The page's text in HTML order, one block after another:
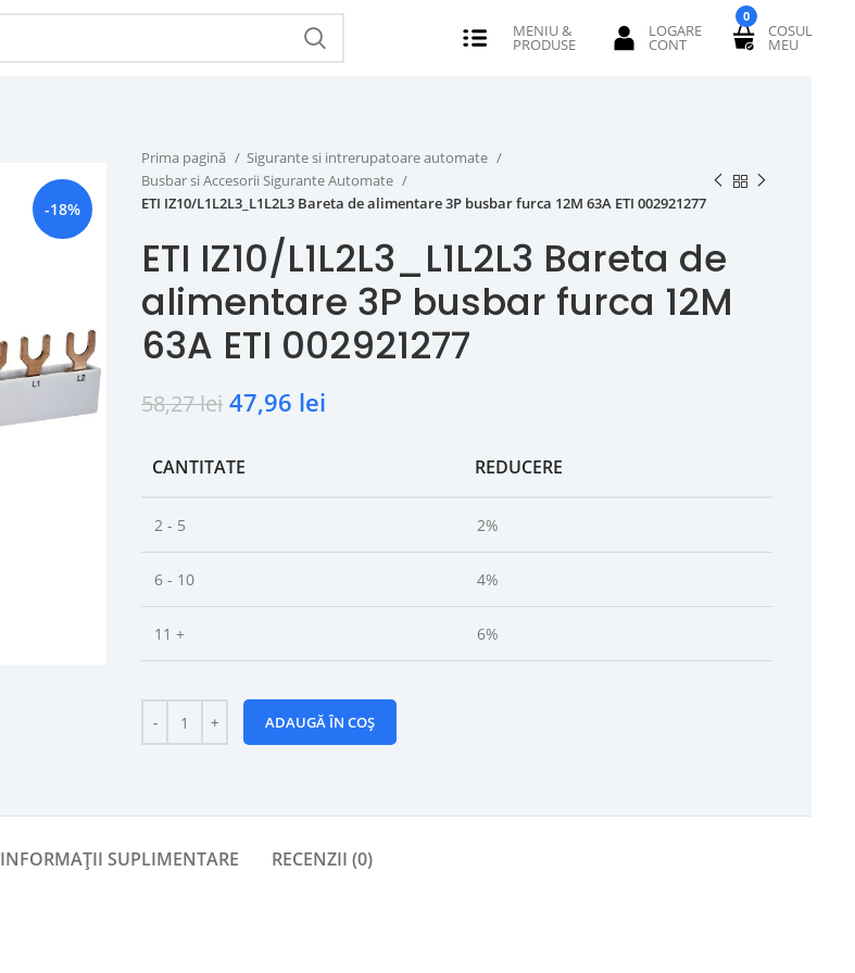
0
-18%
Prima pagină
Sigurante si intrerupatoare automate
Busbar si Accesorii Sigurante Automate
ETI IZ10/L1L2L3_L1L2L3 Bareta de alimentare 3P busbar furca 12M 63A ETI 002921277
ETI IZ10/L1L2L3_L1L2L3 Bareta de
alimentare 3P busbar furca 12M
63A ETI 002921277
58,27lei 47,96 lei
CANTITATE REDUCERE
2 - 5 2%
6 - 10 4%
11 + 6%
ADAUGĂ ÎN COȘ
INFORMAȚII SUPLIMENTARE RECENZII (0)